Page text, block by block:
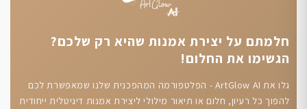
חלמתם על יצירת אמנות שהיא רק שלכם?
הגשימו את החלום!
גלו את ArtGlow AI - הפלטפורמה המהפכנית שלנו שמאפשרת לכם
להפוך כל רעיון, חלום או תיאור מילולי ליצירת אמנות דיגיטלית ייחודית